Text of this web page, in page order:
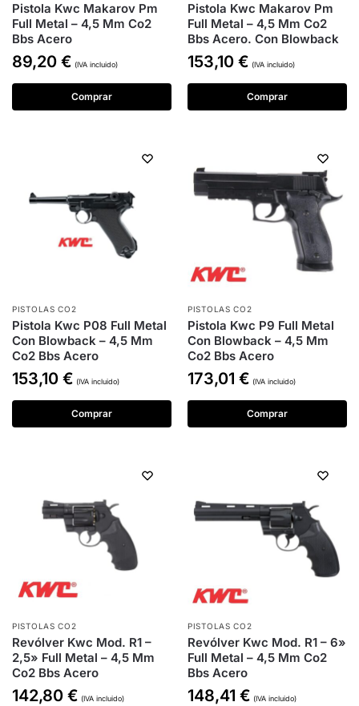
Pistola Kwc Makarov Pm
Full Metal – 4,5 Mm Co2
Bbs Acero
89,20 € (IVA incluido)
Comprar
Pistola Kwc Makarov Pm
Full Metal – 4,5 Mm Co2
Bbs Acero. Con Blowback
153,10 € (IVA incluido)
Comprar
PISTOLAS CO2
Pistola Kwc P08 Full Metal
Con Blowback – 4,5 Mm
Co2 Bbs Acero
153,10 € (IVA incluido)
Comprar
PISTOLAS CO2
Pistola Kwc P9 Full Metal
Con Blowback – 4,5 Mm
Co2 Bbs Acero
173,01 € (IVA incluido)
Comprar
PISTOLAS CO2
Revólver Kwc Mod. R1 –
2,5» Full Metal – 4,5 Mm
Co2 Bbs Acero
142,80 € (IVA incluido)
PISTOLAS CO2
Revólver Kwc Mod. R1 – 6»
Full Metal – 4,5 Mm Co2
Bbs Acero
148,41 € (IVA incluido)